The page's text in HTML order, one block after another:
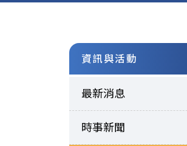
資訊與活動
最新消息
時事新聞